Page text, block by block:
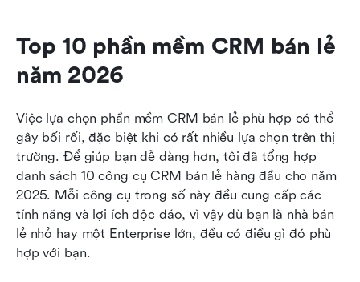
Top 10 phần mềm CRM bán lẻ
năm 2026
Việc lựa chọn phần mềm CRM bán lẻ phù hợp có thể
gây bối rối, đặc biệt khi có rất nhiều lựa chọn trên thị
trường. Để giúp bạn dễ dàng hơn, tôi đã tổng hợp
danh sách 10 công cụ CRM bán lẻ hàng đầu cho năm
2025. Mỗi công cụ trong số này đều cung cấp các
tính năng và lợi ích độc đáo, vì vậy dù bạn là nhà bán
lẻ nhỏ hay một Enterprise lớn, đều có điều gì đó phù
hợp với bạn.